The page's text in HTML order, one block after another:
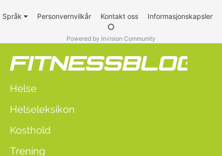
Språk Personvernvilkår Kontakt oss Informasjonskapsler
Powered by Invision Community
Helse
Helseleksikon
Kosthold
Trening